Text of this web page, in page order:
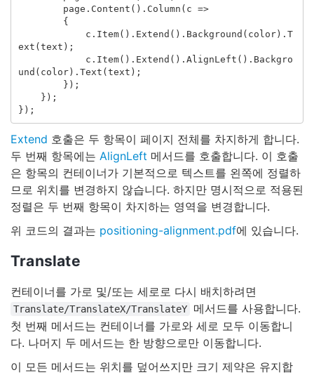
page . Content (). Column ( c =>
{
c . Item(). Extend (). Background ( color). T
ext ( text );
c . Item(). Extend (). AlignLeft (). Backgro
und ( color). Text ( text );
});
});
});
Extend 호출은 두 항목이 페이지 전체를 차지하게 합니다.
두 번째 항목에는 AlignLeft 메서드를 호출합니다. 이 호출
은 항목의 컨테이너가 기본적으로 텍스트를 왼쪽에 정렬하
므로 위치를 변경하지 않습니다. 하지만 명시적으로 적용된
정렬은 두 번째 항목이 차지하는 영역을 변경합니다.
위 코드의 결과는 positioning-alignment.pdf에 있습니다.
Translate
컨테이너를 가로 및/또는 세로로 다시 배치하려면
Translate/TranslateX/TranslateY
메서드를 사용합니다.
첫 번째 메서드는 컨테이너를 가로와 세로 모두 이동합니
다. 나머지 두 메서드는 한 방향으로만 이동합니다.
이 모든 메서드는 위치를 덮어쓰지만 크기 제약은 유지합